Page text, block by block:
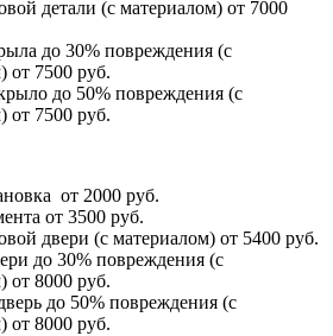
детали (с материалом) от 7000
до 30% повреждения (с
от 7500 руб.
до 50% повреждения (с
от 7500 руб.
от 2000 руб.
от 3500 руб.
двери (с материалом) от 5400 руб.
до 30% повреждения (с
от 8000 руб.
до 50% повреждения (с
от 8000 руб.